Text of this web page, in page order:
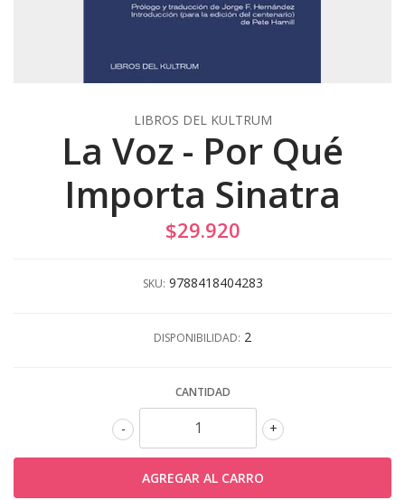
LIBROS DEL KULTRUM
La Voz - Por Qué
Importa Sinatra
$29.920
SKU: 9788418404283
DISPONIBILIDAD: 2
CANTIDAD
+
-